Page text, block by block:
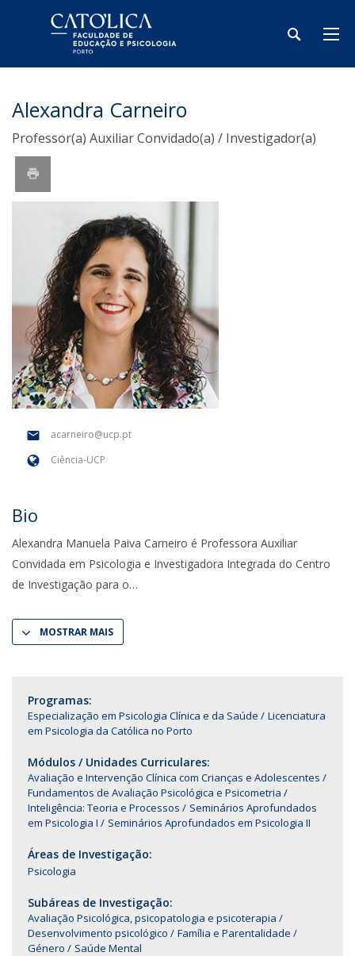
Alexandra Carneiro
Professor(a) Auxiliar Convidado(a) / Investigador(a)
acarneiro@ucp.pt
Ciência-UCP
Bio
Alexandra Manuela Paiva Carneiro é Professora Auxiliar
Convidada em Psicologia e Investigadora Integrada do Centro
de Investigação para o
MOSTRAR MAIS
Programas:
Especialização em Psicologia Clínica e da Saúde
Licenciatura
em Psicologia da Católica no Porto
Módulos / Unidades Curriculares:
Avaliação e Intervenção Clínica com Crianças e Adolescentes
Fundamentos de Avaliação Psicológica e Psicometria
Inteligência: Teoria e Processos
Seminários Aprofundados
em Psicologia I
Seminários Aprofundados em Psicologia II
Áreas de Investigação:
Psicologia
Subáreas de Investigação:
Avaliação Psicológica, psicopatologia e psicoterapia
Desenvolvimento psicológico
Família e Parentalidade
Género
Saúde Mental